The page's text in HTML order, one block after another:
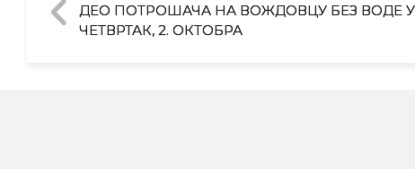
ДЕО ПОТРОШАЧА НА ВОЖДОВЦУ БЕЗ ВОДЕ У
ЧЕТВРТАК, 2. ОКТОБРА